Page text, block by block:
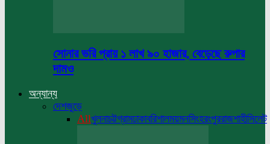
সোনার ভরি প্রায় ১ লাখ ৯০ হাজার, বেড়েছে রুপার
দামও
অন্যান্য
দেশজুড়ে
Allখুলনাচট্টগ্রামঢাকাবরিশালময়মনসিংহরংপুররাজশাহীসিলেট